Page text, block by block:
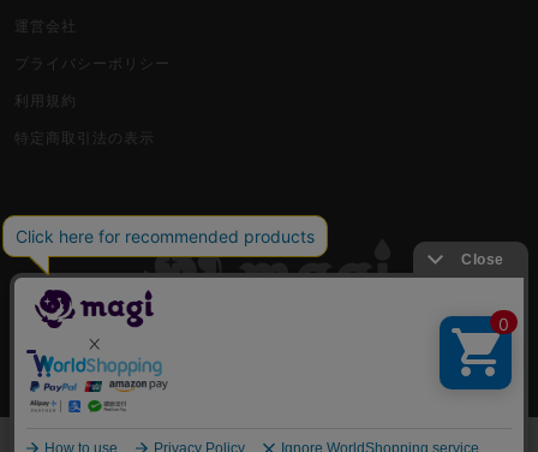
運営会社
プライバシーポリシー
利用規約
特定商取引法の表示
古物商許可番号 株式会社ジラフ 東京都公安委員会 第303311606477号
COPYRIGHT © 2019 Jiraffe Inc.